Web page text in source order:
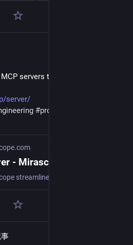
servers that easily connect
server/
#prompt_management
- Mirascope